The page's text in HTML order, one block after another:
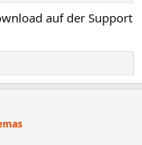
auf der Support